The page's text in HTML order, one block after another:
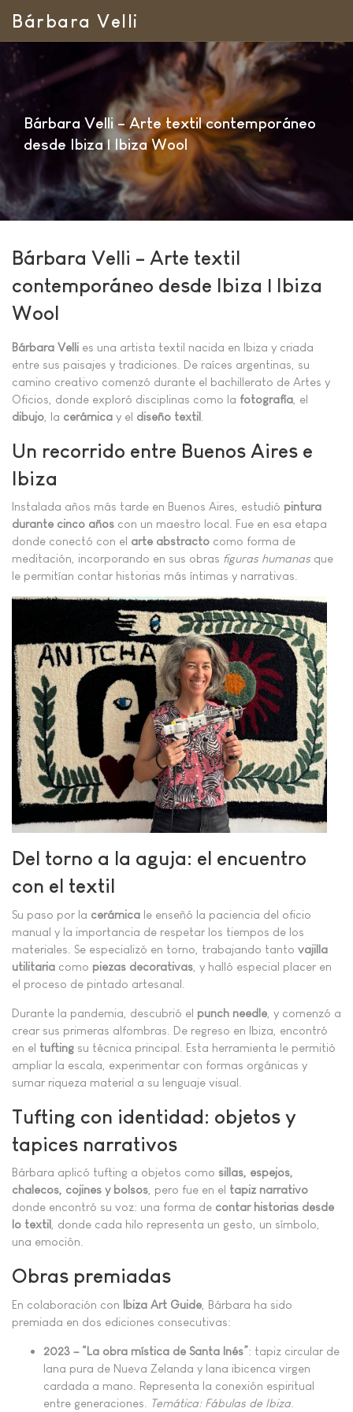
Bárbara Velli
Bárbara Velli – Arte textil contemporáneo
desde Ibiza | Ibiza Wool
Bárbara Velli – Arte textil
contemporáneo desde Ibiza | Ibiza
Wool
Bárbara Velli es una artista textil nacida en Ibiza y criada
entre sus paisajes y tradiciones. De raíces argentinas, su
camino creativo comenzó durante el bachillerato de Artes y
Oficios, donde exploró disciplinas como la fotografía , el
dibujo , la cerámica y el diseño textil
Un recorrido entre Buenos Aires e
Ibiza
Instalada años más tarde en Buenos Aires, estudió pintura
durante cinco años con un maestro local. Fue en esa etapa
donde conectó con el arte abstracto como forma de
meditación, incorporando en sus obras figuras humanas que
le permitían contar historias más íntimas y narrativas.
Del torno a la aguja: el encuentro
con el textil
Su paso por la cerámica le enseñó la paciencia del oficio
manual y la importancia de respetar los tiempos de los
materiales. Se especializó en torno, trabajando tanto vajilla
utilitaria como piezas decorativas , y halló especial placer en
el proceso de pintado artesanal.
Durante la pandemia, descubrió el punch needle , y comenzó a
crear sus primeras alfombras. De regreso en Ibiza, encontró
en el tufting su técnica principal. Esta herramienta le permitió
ampliar la escala, experimentar con formas orgánicas y
sumar riqueza material a su lenguaje visual.
Tufting con identidad: objetos y
tapices narrativos
Bárbara aplicó tufting a objetos como sillas, espejos,
chalecos, cojines y bolsos , pero fue en el tapiz narrativo
donde encontró su voz: una forma de contar historias desde
lo textil , donde cada hilo representa un gesto, un símbolo,
una emoción.
Obras premiadas
En colaboración con Ibiza Art Guide , Bárbara ha sido
premiada en dos ediciones consecutivas:
2023 – “La obra mística de Santa Inés”: tapiz circular de
lana pura de Nueva Zelanda y lana ibicenca virgen
cardada a mano. Representa la conexión espiritual
entre generaciones.
Temática: Fábulas de Ibiza